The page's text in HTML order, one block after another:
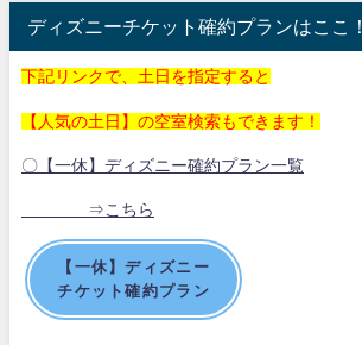
ディズニーチケット確約プランはここ！
下記リンクで、土日を指定すると
【人気の土日】の空室検索もできます！
〇【一休】ディズニー確約プラン一覧
⇒こちら
【一休】ディズニー
チケット確約プラン